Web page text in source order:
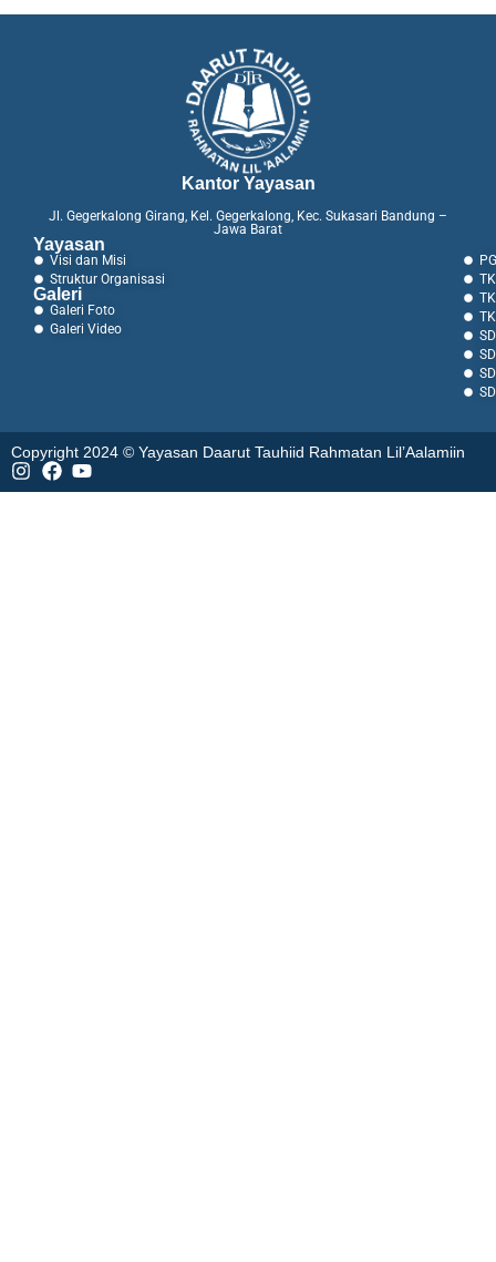
Kantor Yayasan
Jl. Gegerkalong Girang, Kel. Gegerkalong, Kec. Sukasari Bandung –
Jawa Barat
Yayasan
Visi dan Misi
Struktur Organisasi
Galeri
Galeri Foto
Galeri Video
Copyright 2024 © Yayasan Daarut Tauhiid Rahmatan Lil’Aalamiin